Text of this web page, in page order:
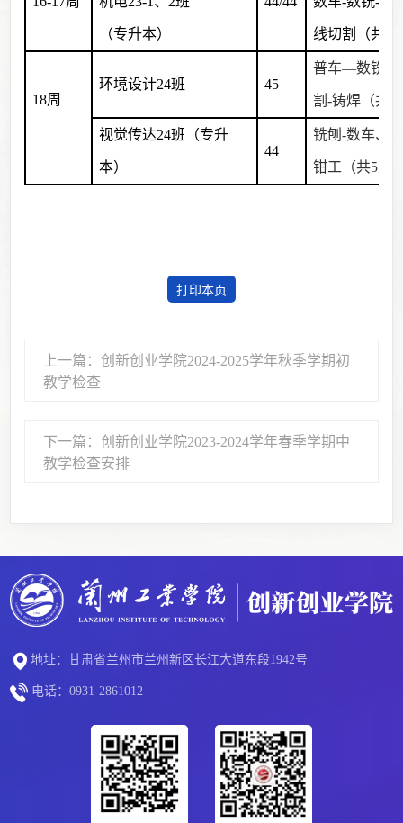
（专升本） 线切割（共
18周
环境设计24班 45
普车—数铣、
割-铸焊（共5
视觉传达24班（专升
本）
44
铣刨-数车、
钳工（共5天
打印本页
上一篇：创新创业学院2024-2025学年秋季学期初
教学检查
下一篇：创新创业学院2023-2024学年春季学期中
教学检查安排
地址：甘肃省兰州市兰州新区长江大道东段1942号
电话：0931-2861012